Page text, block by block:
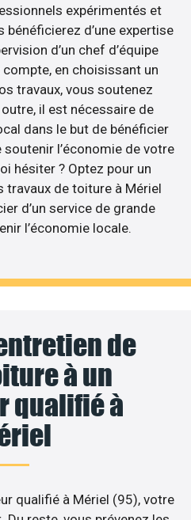
expérimentés et
bénéficierez d’une expertise
d’un chef d’équipe
en choisissant un
travaux, vous soutenez
il est nécessaire de
dans le but de bénéficier
soutenir l’économie de votre
hésiter ? Optez pour un
travaux de toiture à Mériel
d’un service de grande
l’économie locale.
de
à un
qualifié à
qualifié à Mériel (95), votre